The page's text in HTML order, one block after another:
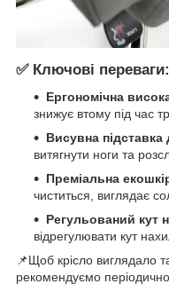
✅ Ключові переваги:
Ергономічна
знижує втому під час
Висувна підставка
витягнути ноги та
Преміальна
чиститься, виглядає
Регульований кут
відрегулювати кут
📌Щоб крісло виглядало
рекомендуємо